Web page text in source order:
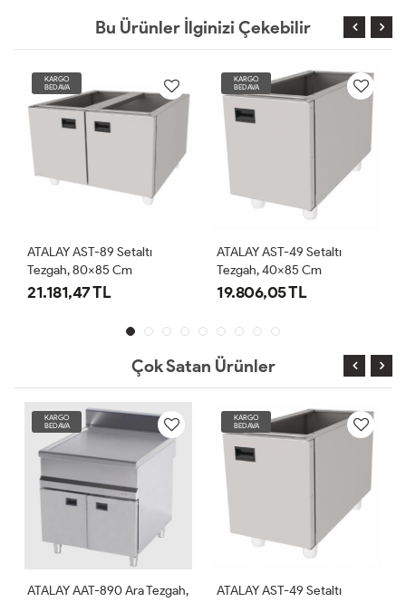
Bu Ürünler İlginizi Çekebilir
KARGO
BEDAVA
ATALAY AST-89 Setaltı
Tezgah, 80x85 Cm
21.181,47 TL
KARGO
BEDAVA
ATALAY AST-49 Setaltı
Tezgah, 40x85 Cm
19.806,05 TL
Çok Satan Ürünler
KARGO
BEDAVA
ATALAY AAT-890 Ara Tezgah,
KARGO
BEDAVA
ATALAY AST-49 Setaltı